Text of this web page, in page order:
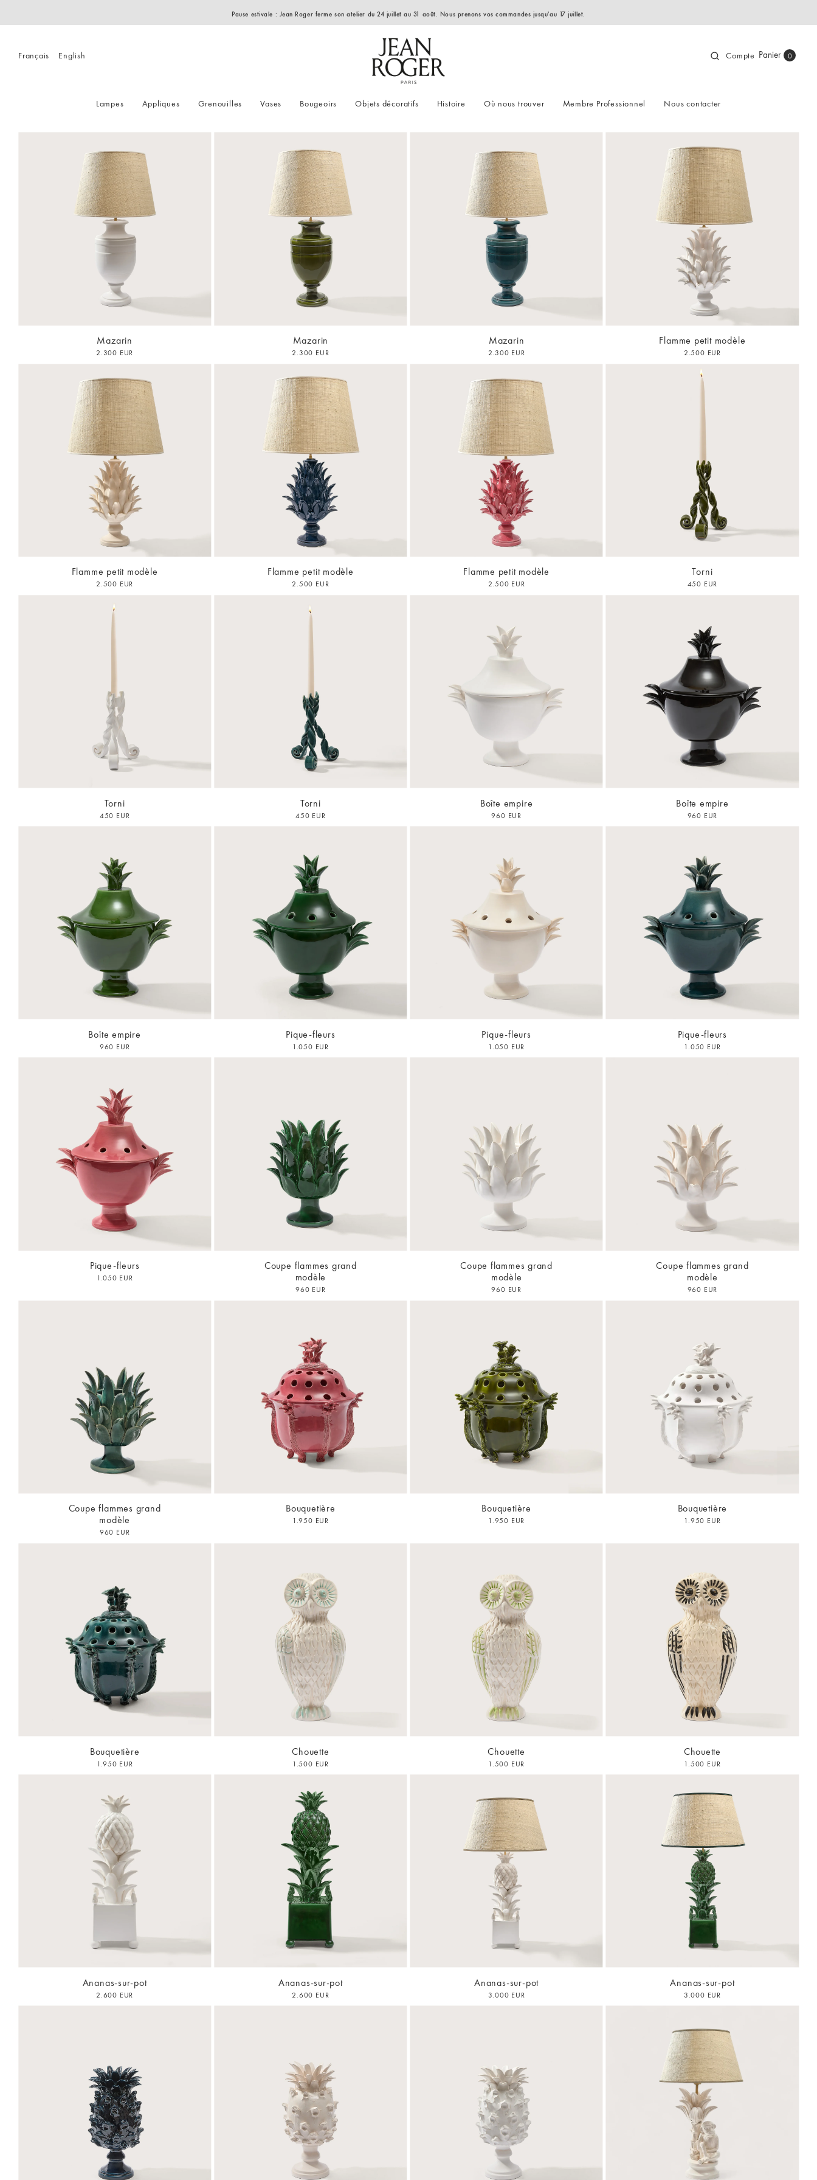
Pause estivale : Jean Roger ferme son atelier du 24 juillet au 31 août. Nous prenons vos commandes jusqu'au 17 juillet.
Français English Compte Panier 0
Lampes Appliques Grenouilles Vases Bougeoirs Objets décoratifs Histoire Où nous trouver Membre Professionnel Nous contacter
Mazarin
2.300 EUR
Mazarin
2.300 EUR
Mazarin
2.300 EUR
Flamme petit modèle
2.500 EUR
Flamme petit modèle
2.500 EUR
Flamme petit modèle
2.500 EUR
Flamme petit modèle
2.500 EUR
Torni
450 EUR
Torni
450 EUR
Torni
450 EUR
Boîte empire
960 EUR
Boîte empire
960 EUR
Boîte empire
960 EUR
Pique-fleurs
1.050 EUR
Pique-fleurs
1.050 EUR
Pique-fleurs
1.050 EUR
Pique-fleurs
1.050 EUR
Coupe flammes grand
modèle
960 EUR
Coupe flammes grand
modèle
960 EUR
Coupe flammes grand
modèle
960 EUR
Coupe flammes grand
modèle
960 EUR
Bouquetière
1.950 EUR
Bouquetière
1.950 EUR
Bouquetière
1.950 EUR
Bouquetière
1.950 EUR
Chouette
1.500 EUR
Chouette
1.500 EUR
Chouette
1.500 EUR
Ananas-sur-pot
2.600 EUR
Ananas-sur-pot
2.600 EUR
Ananas-sur-pot
3.000 EUR
Ananas-sur-pot
3.000 EUR